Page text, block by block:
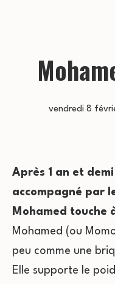
Publié
vendredi 8
Après 1 an et
accompagné par
Mohamed touche
Mohamed (ou
peu comme une
Elle supporte le